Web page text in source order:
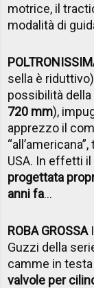
motrice, il
modalità di
sella è
possibilità
720 mm),
apprezzo il
USA. In effetti il
progettata
anni fa...
ROBA GROSSA
Guzzi della
camme in
valvole per